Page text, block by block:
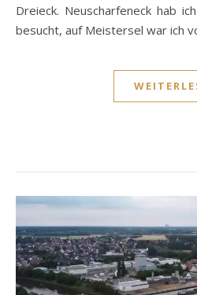
Dreieck. Neuscharfeneck hab
besucht, auf Meistersel war ich